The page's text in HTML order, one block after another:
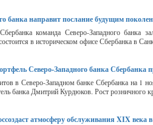
банка направит послание будущим
команда Северо-Западного банка
в историческом офисе Сбербанка в
Северо-Западного банка Сбербанка
в Северо-Западном банке Сбербанка на 1
банка Дмитрий Курдюков. Рост розничного
атмосферу обслуживания XIX века